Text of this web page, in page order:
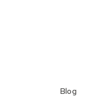
Blog